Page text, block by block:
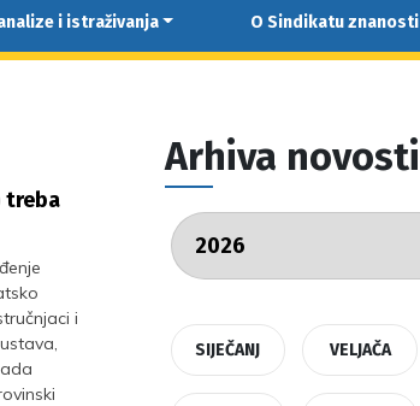
i istraživanja O Sindikatu znanosti
treba
i
Arhiva novosti
SIJEČANJ VELJAČA